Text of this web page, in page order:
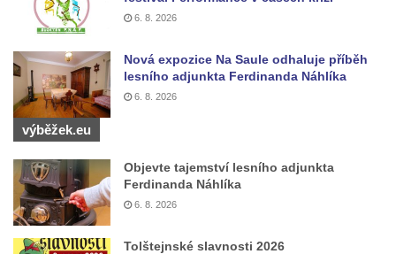
6. 8. 2026
Nová expozice Na Saule odhaluje příběh
lesního adjunkta Ferdinanda Náhlíka
6. 8. 2026
výběžek.eu
Objevte tajemství lesního adjunkta
Ferdinanda Náhlíka
6. 8. 2026
Tolštejnské slavnosti 2026